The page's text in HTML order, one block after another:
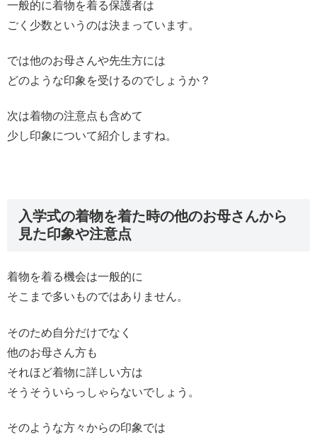
一般的に着物を着る保護者は
ごく少数というのは決まっています。
では他のお母さんや先生方には
どのような印象を受けるのでしょうか？
次は着物の注意点も含めて
少し印象について紹介しますね。
入学式の着物を着た時の他のお母さんから
見た印象や注意点
着物を着る機会は一般的に
そこまで多いものではありません。
そのため自分だけでなく
他のお母さん方も
それほど着物に詳しい方は
そうそういらっしゃらないでしょう。
そのような方々からの印象では